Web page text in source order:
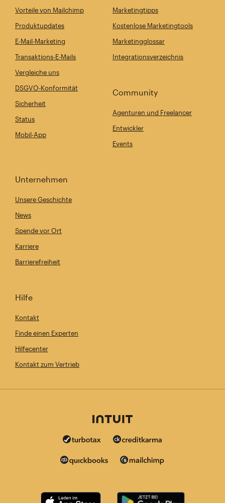
Vorteile von Mailchimp
Produktupdates
E-Mail-Marketing
Transaktions-E-Mails
Vergleiche uns
DSGVO-Konformität
Sicherheit
Status
Mobil-App
Marketingtipps
Kostenlose Marketingtools
Marketingglossar
Integrationsverzeichnis
Community
Agenturen und Freelancer
Entwickler
Events
Unternehmen
Unsere Geschichte
News
Spende vor Ort
Karriere
Barrierefreiheit
Hilfe
Kontakt
Finde einen Experten
Hilfecenter
Kontakt zum Vertrieb